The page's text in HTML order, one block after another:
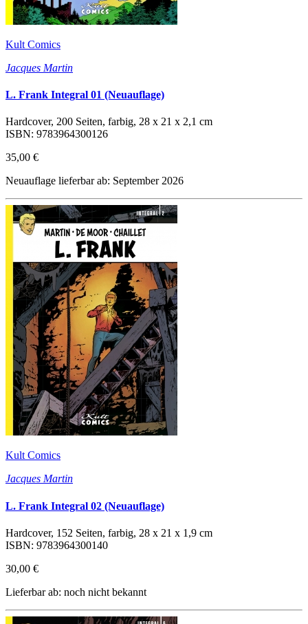
Kult Comics
Jacques Martin
L. Frank Integral 01 (Neuauflage)
Hardcover, 200 Seiten, farbig, 28 x 21 x 2,1 cm
ISBN: 9783964300126
35,00 €
Neuauflage lieferbar ab: September 2026
Kult Comics
Jacques Martin
L. Frank Integral 02 (Neuauflage)
Hardcover, 152 Seiten, farbig, 28 x 21 x 1,9 cm
ISBN: 9783964300140
30,00 €
Lieferbar ab: noch nicht bekannt